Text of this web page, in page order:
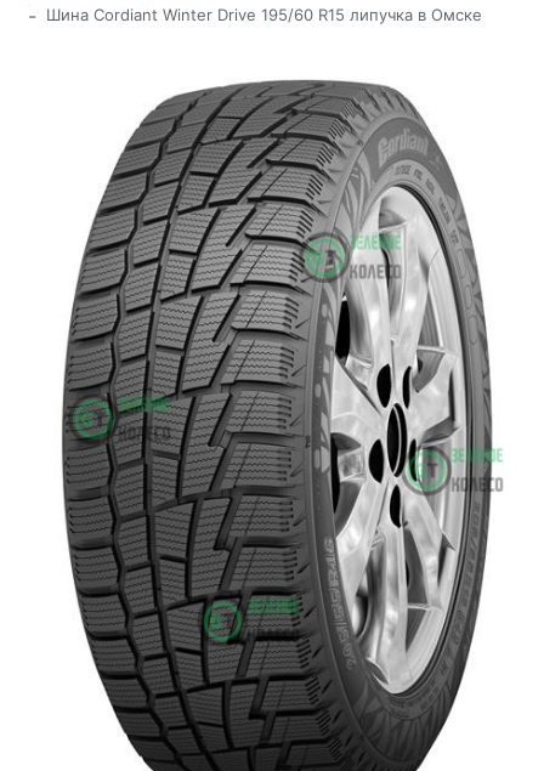
- Шина Cordiant Winter Drive 195/60 R15 липучка в Омске